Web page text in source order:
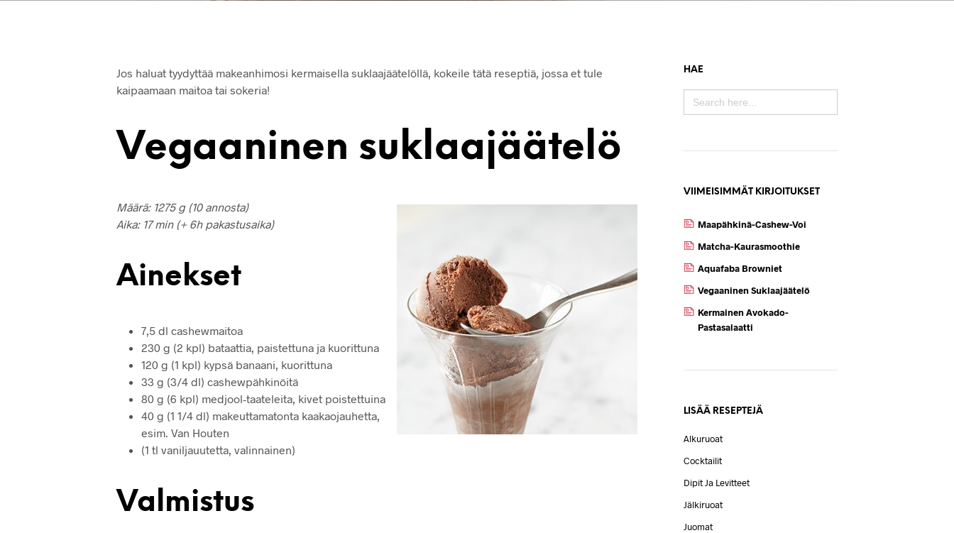
Jos haluat tyydyttää makeanhimosi kermaisella suklaajäätelöllä, kokeile tätä reseptiä, jossa et tule
kaipaamaan maitoa tai sokeria!
Vegaaninen suklaajäätelö
Määrä: 1275 g (10 annosta)
Aika: 17 min (+ 6h pakastusaika)
Ainekset
7,5 dl cashewmaitoa
230 g (2 kpl) bataattia, paistettuna ja kuorittuna
120 g (1 kpl) kypsä banaani, kuorittuna
33 g (3/4 dl) cashewpähkinöitä
80 g (6 kpl) medjool-taateleita, kivet poistettuina
40 g (1 1/4 dl) makeuttamatonta kaakaojauhetta,
esim. Van Houten
(1 tl vaniljauutetta, valinnainen)
Valmistus
HAE
SEARCH
FOR:
VIIMEISIMMÄT KIRJOITUKSET
Maapähkinä-Cashew-Voi
Matcha-Kaurasmoothie
Aquafaba Browniet
Vegaaninen Suklaajäätelö
Kermainen Avokado-
Pastasalaatti
LISÄÄ RESEPTEJÄ
Alkuruoat
Cocktailit
Dipit Ja Levitteet
Jälkiruoat
Juomat